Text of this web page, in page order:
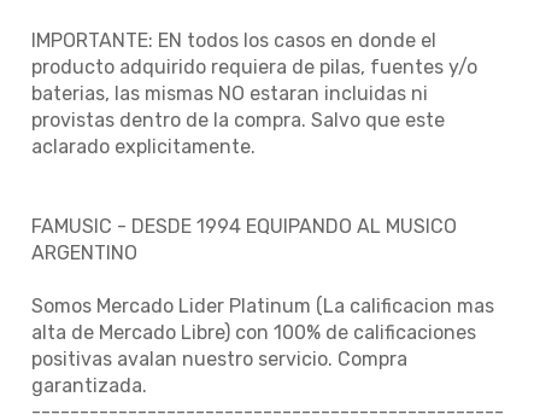
IMPORTANTE: EN todos los casos en donde el
producto adquirido requiera de pilas, fuentes y/o
baterias, las mismas NO estaran incluidas ni
provistas dentro de la compra. Salvo que este
aclarado explicitamente.
FAMUSIC - DESDE 1994 EQUIPANDO AL MUSICO
ARGENTINO
Somos Mercado Lider Platinum (La calificacion mas
alta de Mercado Libre) con 100% de calificaciones
positivas avalan nuestro servicio. Compra
garantizada.
-------------------------------------------------